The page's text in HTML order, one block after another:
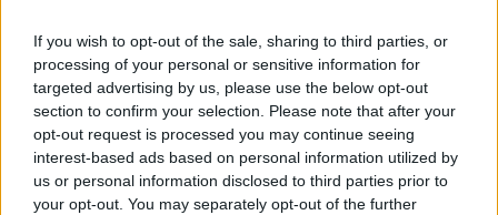
If you wish to opt-out of the sale, sharing to third parties, or
processing of your personal or sensitive information for
targeted advertising by us, please use the below opt-out
section to confirm your selection. Please note that after your
opt-out request is processed you may continue seeing
interest-based ads based on personal information utilized by
us or personal information disclosed to third parties prior to
your opt-out. You may separately opt-out of the further
Caratteristiche Posizione Punto ristoro
Koko73 26/08/2023 15:03
Bello, pulito, gestori gentili. Euro 35 in tre persone.
In 10 min lungo fiume arrivi alla metro che porta in